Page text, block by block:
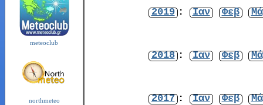
meteoclub
northmeteo
2019 : Ιαν Φεβ
2018 : Ιαν Φεβ
2017 : Ιαν Φεβ